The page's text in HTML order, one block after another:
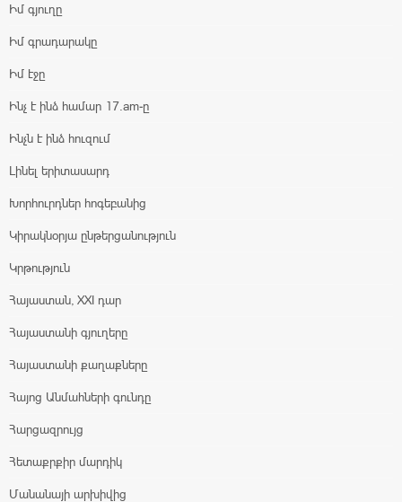
Իմ գյուղը
Իմ գրադարակը
Իմ էջը
Ինչ է ինձ համար 17.am-ը
Ինչն է ինձ հուզում
Լինել երիտասարդ
Խորհուրդներ հոգեբանից
Կիրակնօրյա ընթերցանություն
Կրթություն
Հայաստան, XXI դար
Հայաստանի գյուղերը
Հայաստանի քաղաքները
Հայոց Անմահների գունդը
Հարցազրույց
Հետաքրքիր մարդիկ
Մանանայի արխիվից